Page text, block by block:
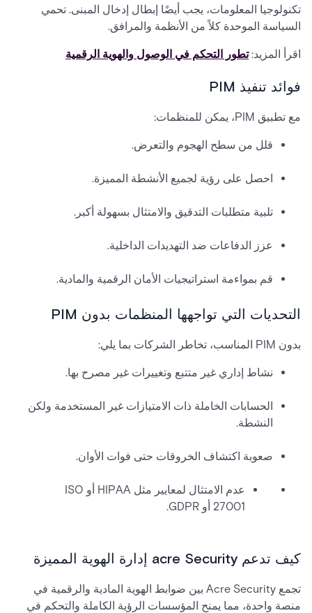
تكنولوجيا المعلومات، يجب أيضًا إبطال إدخال المبنى. تحمي
السياسة الموحدة كلاً من الأنظمة والمرافق.
اقرأ المزيد:تطور التحكم في الوصول والهوية الرقمية
فوائد تنفيذ PIM
مع تطبيق PIM، يمكن للمنظمات:
قلل من سطح الهجوم والتعرض.
احصل على رؤية لجميع الأنشطة المميزة.
تلبية متطلبات التدقيق والامتثال بسهولة أكبر.
عزز الدفاعات ضد التهديدات الداخلية.
قم بمواءمة استراتيجيات الأمان الرقمية والمادية.
التحديات التي تواجهها المنظمات بدون PIM
بدون PIM المناسب، تخاطر الشركات بما يلي:
نشاط إداري غير متتبع وتغييرات غير مصرح بها.
الحسابات الخاملة ذات الامتيازات غير المستخدمة ولكن
النشطة.
صعوبة اكتشاف الخروقات حتى فوات الأوان.
عدم الامتثال لمعايير مثل HIPAA أو ISO
27001 أو GDPR.
كيف تدعم acre Security إدارة الهوية المميزة
تجمع Acre Security بين ضوابط الهوية المادية والرقمية في
منصة واحدة، مما يمنح المؤسسات الرؤية الكاملة والتحكم في